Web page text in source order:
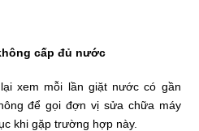
cấp đủ nước
xem mỗi lần giặt nước có gần
để gọi đợn vị sửa chữa máy
khi gặp trường hợp này.